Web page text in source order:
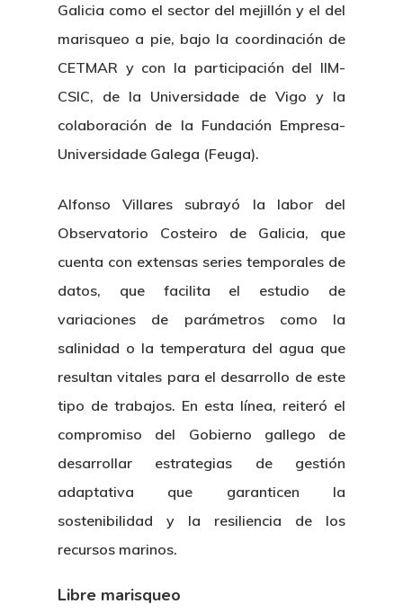
Galicia como el sector del mejillón y el del
marisqueo a pie, bajo la coordinación de
CETMAR y con la participación del IIM-
CSIC, de la Universidade de Vigo y la
colaboración de la Fundación Empresa-
Universidade Galega (Feuga).
Alfonso Villares subrayó la labor del
Observatorio Costeiro de Galicia, que
cuenta con extensas series temporales de
datos, que facilita el estudio de
variaciones de parámetros como la
salinidad o la temperatura del agua que
resultan vitales para el desarrollo de este
tipo de trabajos. En esta línea, reiteró el
compromiso del Gobierno gallego de
desarrollar estrategias de gestión
adaptativa que garanticen la
sostenibilidad y la resiliencia de los
recursos marinos.
Libre marisqueo